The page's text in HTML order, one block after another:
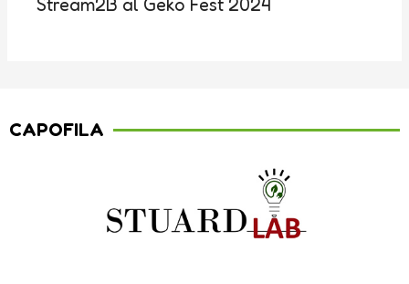
Stream2B al Geko Fest 2024
CAPOFILA